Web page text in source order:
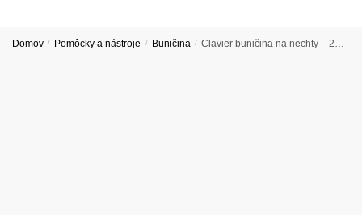
Domov / Pomôcky a nástroje / Buničina / Clavier buničina na nechty – 200ks